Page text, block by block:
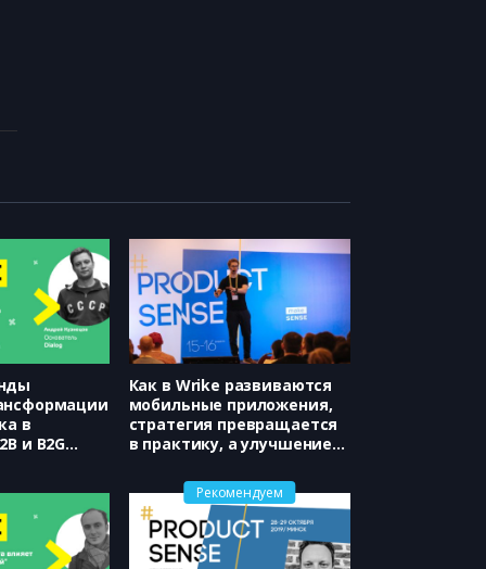
в
и B2G
Как в Wrike развиваются
мобильные приложения,
стратегия превращается
в практику, а улучшение
(Wrike, Дмитрий Орлов)
Рекомендуем